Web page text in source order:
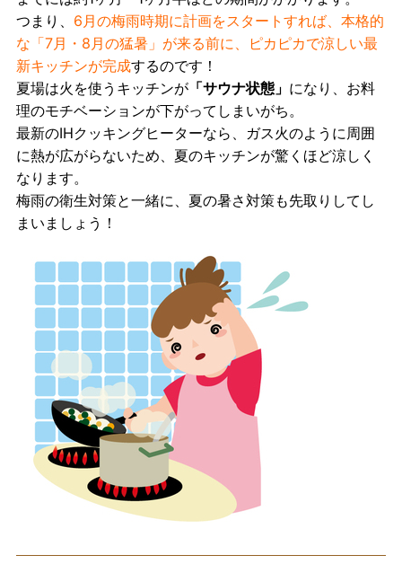
つまり、 6月の梅雨時期に計画をスタートすれば、本格的
な「7月・8月の猛暑」が来る前に、ピカピカで涼しい最
新キッチンが完成するのです！
夏場は火を使うキッチンが「サウナ状態」 になり、お料
理のモチベーションが下がってしまいがち。
最新のIHクッキングヒーターなら、ガス火のように周囲
に熱が広がらないため、夏のキッチンが驚くほど涼しく
なります。
梅雨の衛生対策と一緒に、夏の暑さ対策も先取りしてし
まいましょう！